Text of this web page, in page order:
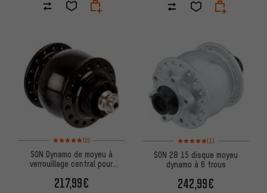
Note moyenne : 5 sur 5 d'après 2 avis
(2)
SON Dynamo de moyeu à
verrouillage central pour
217,99€
Note moyenne : 5 sur 5
(1)
SON 28 15 disque moyeu
dynamo à 6 trous
242,99€